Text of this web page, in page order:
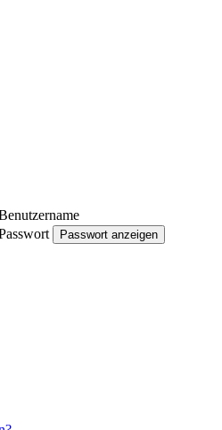
Passwort anzeigen